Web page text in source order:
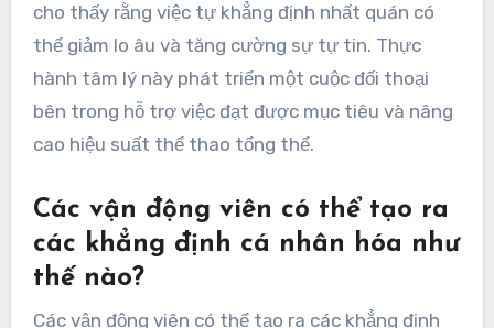
cho thấy rằng việc tự khẳng định nhất quán có
thể giảm lo âu và tăng cường sự tự tin. Thực
hành tâm lý này phát triển một cuộc đối thoại
bên trong hỗ trợ việc đạt được mục tiêu và nâng
cao hiệu suất thể thao tổng thể.
Các vận động viên có thể tạo ra
các khẳng định cá nhân hóa như
thế nào?
Các vận động viên có thể tạo ra các khẳng định